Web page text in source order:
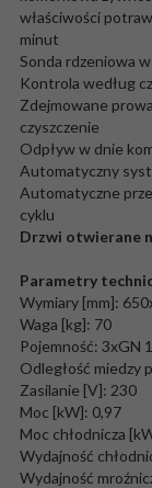
właściwości
minut
Sonda rdzeniowa
Kontrola według
Zdejmowane
czyszczenie
Odpływ w dnie
Automatyczny
Automatyczne
cyklu
Drzwi otwierane
Parametry
Wymiary [mm]:
Waga [kg]: 70
Pojemność: 3xGN
Odległość miedzy
Zasilanie [V]: 230
Moc [kW]: 0,97
Moc chłodnicza
Wydajność
Wydajność